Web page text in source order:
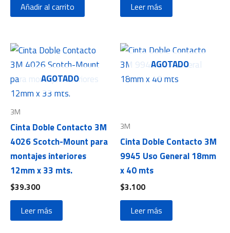
Añadir al carrito Leer más
AGOTADO
3M
Cinta Doble Contacto 3M
4026 Scotch-Mount para
montajes interiores
12mm x 33 mts.
$39.300
Leer más
AGOTADO
3M
Cinta Doble Contacto 3M
9945 Uso General 18mm
x 40 mts
$3.100
Leer más